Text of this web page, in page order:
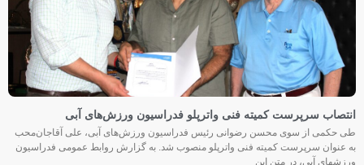
انتصاب سرپرست کمیته فنی واترپلو فدراسیون ورزش‌های آبی
طی حکمی از سوی محسن رضوانی رئیس فدراسیون ورزش‌های آبی، علی آقاجان‌محب
به عنوان سرپرست کمیته فنی واترپلو منصوب شد. به گزارش روابط عمومی فدراسیون
ورزشهای آبی، در متن این